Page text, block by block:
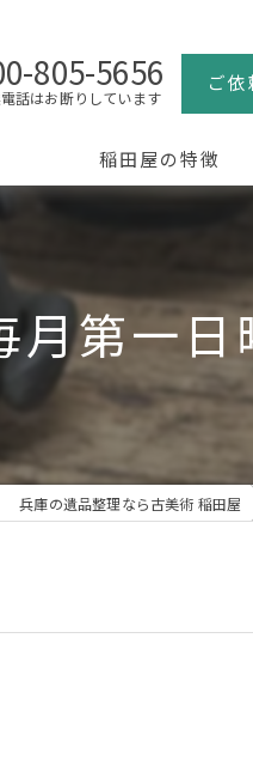
805-5656
話はお断りしています
ご
稲田屋の特徴
生前整理
骨董品
美術品
京都の遺品整理
月第一
兵庫の遺品整理なら古美術 稲田屋